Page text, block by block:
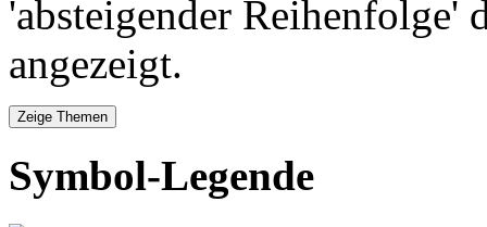
'absteigender Reihenfolge'
angezeigt.
Symbol-Legende